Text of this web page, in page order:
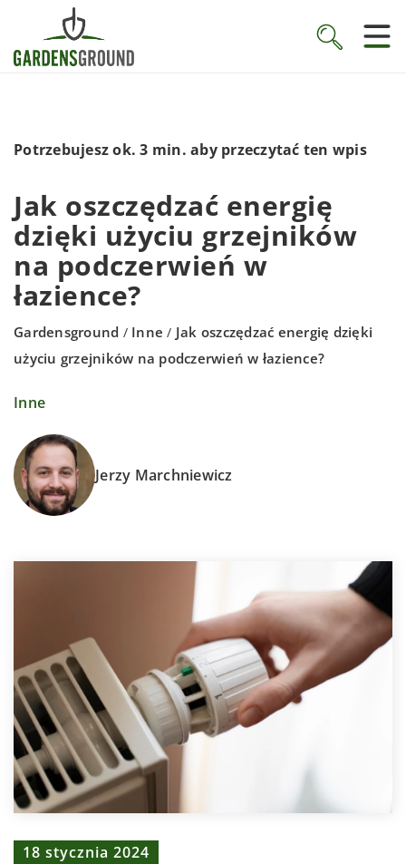
Potrzebujesz ok. 3 min. aby przeczytać ten wpis
Jak oszczędzać energię
dzięki użyciu grzejników
na podczerwień w
łazience?
Gardensground / Inne / Jak oszczędzać energię dzięki
użyciu grzejników na podczerwień w łazience?
Inne
Jerzy Marchniewicz
18 stycznia 2024